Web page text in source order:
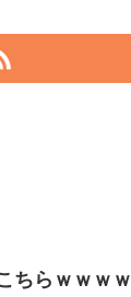
ちらｗｗｗｗ